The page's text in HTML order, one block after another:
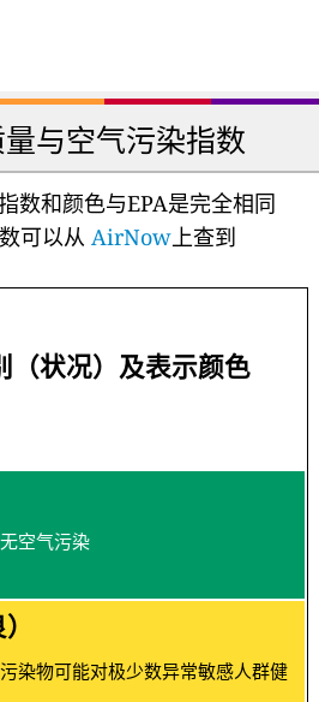
与空气污染指数
数和颜色与EPA是完全相同
可以从 AirNow上查到
（状况）及表示颜色
空气污染
染物可能对极少数异常敏感人群健